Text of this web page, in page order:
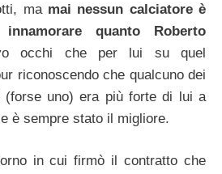
ma mai nessun calciatore è
quanto Roberto
occhi che per lui su quel
riconoscendo che qualcuno dei
(forse uno) era più forte di lui a
è sempre stato il migliore.
in cui firmò il contratto che